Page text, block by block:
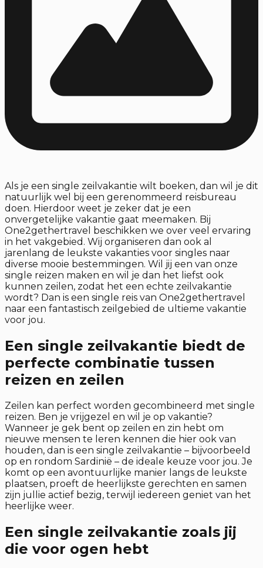
Als je een single zeilvakantie wilt boeken, dan wil je dit
natuurlijk wel bij een gerenommeerd reisbureau
doen. Hierdoor weet je zeker dat je een
onvergetelijke vakantie gaat meemaken. Bij
One2gethertravel beschikken we over veel ervaring
in het vakgebied. Wij organiseren dan ook al
jarenlang de leukste vakanties voor singles naar
diverse mooie bestemmingen. Wil jij een van onze
single reizen maken en wil je dan het liefst ook
kunnen zeilen, zodat het een echte zeilvakantie
wordt? Dan is een single reis van One2gethertravel
naar een fantastisch zeilgebied de ultieme vakantie
voor jou.
Een single zeilvakantie biedt de
perfecte combinatie tussen
reizen en zeilen
Zeilen kan perfect worden gecombineerd met single
reizen. Ben je vrijgezel en wil je op vakantie?
Wanneer je gek bent op zeilen en zin hebt om
nieuwe mensen te leren kennen die hier ook van
houden, dan is een single zeilvakantie – bijvoorbeeld
op en rondom Sardinië – de ideale keuze voor jou. Je
komt op een avontuurlijke manier langs de leukste
plaatsen, proeft de heerlijkste gerechten en samen
zijn jullie actief bezig, terwijl iedereen geniet van het
heerlijke weer.
Een single zeilvakantie zoals jij
die voor ogen hebt